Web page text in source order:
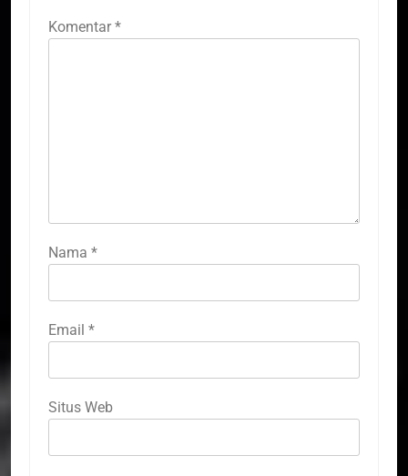
Komentar *
Nama *
Email *
Situs Web